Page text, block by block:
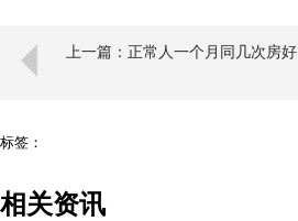
上一篇：正常人一个月同几次房好
标签：
相关资讯